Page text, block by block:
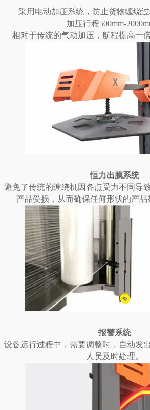
采用电动加压系统，防止货物缠绕
加压行程500mm-
相对于传统的气动加压，航程提高一
恒力出膜系统
避免了传统的缠绕机因各点受力不同导
产品受损，从而确保任何形状的产品
报警系统
设备运行过程中，需要调整时，自动发
人员及时处理。